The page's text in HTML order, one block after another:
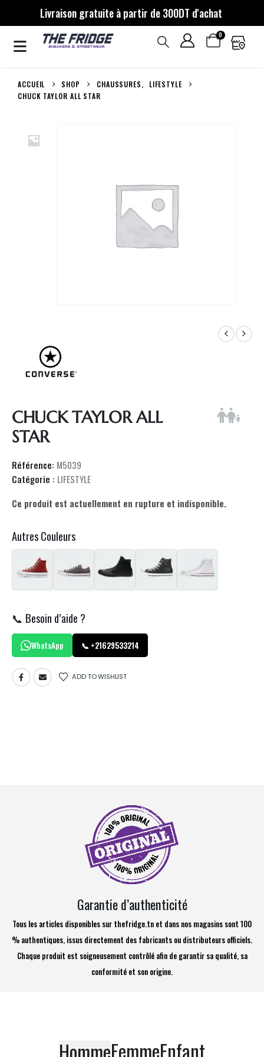
Livraison gratuite à partir de 300DT d'achat
0
ACCUEIL SHOP CHAUSSURES,
LIFESTYLE
CHUCK TAYLOR ALL STAR
CHUCK TAYLOR ALL
STAR
Référence: M5039
Catégorie : LIFESTYLE
Ce produit est actuellement en rupture et indisponible.
Autres Couleurs
📞 Besoin d’aide ?
WhatsApp 📞 +21629533214
ADD TO WISHLIST
Garantie d’authenticité
Tous les articles disponibles sur thefridge.tn et dans nos magasins sont 100
% authentiques, issus directement des fabricants ou distributeurs officiels.
Chaque produit est soigneusement contrôlé afin de garantir sa qualité, sa
conformité et son origine.
FemmeEnfant